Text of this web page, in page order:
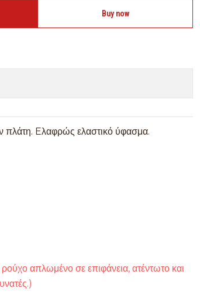
Buy now
πλάτη. Eλαφρώς ελαστικό ύφασμα.
απλωμένο σε επιφάνεια, ατέντωτο και